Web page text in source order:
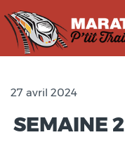
27 avril 2024
SEMAINE